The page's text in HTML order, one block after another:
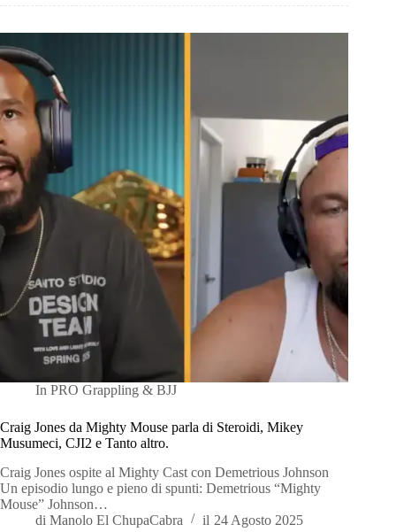
In PRO Grappling & BJJ
Craig Jones da Mighty Mouse parla di Steroidi, Mikey
Musumeci, CJI2 e Tanto altro.
Craig Jones ospite al Mighty Cast con Demetrious Johnson
Un episodio lungo e pieno di spunti: Demetrious “Mighty
Mouse” Johnson…
di Manolo El ChupaCabra il 24 Agosto 2025